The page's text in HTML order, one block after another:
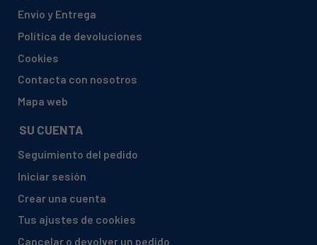
Envío y Entrega
Política de devoluciones
Cookies
Contacta con nosotros
Mapa web
SU CUENTA
Seguimiento del pedido
Iniciar sesión
Crear una cuenta
Tus ajustes de cookies
Cancelar o devolver un pedido